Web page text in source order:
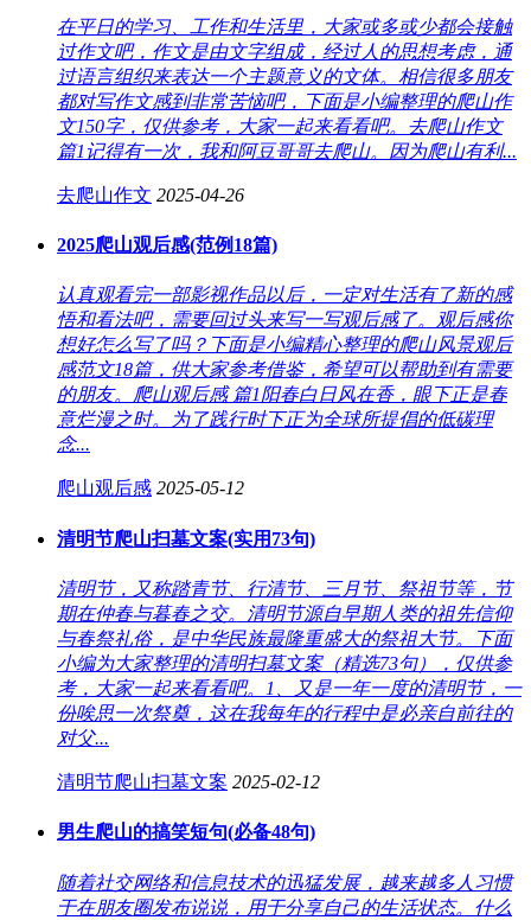
在平日的学习、工作和生活里，大家或多或少都会接触
过作文吧，作文是由文字组成，经过人的思想考虑，通
过语言组织来表达一个主题意义的文体。相信很多朋友
都对写作文感到非常苦恼吧，下面是小编整理的爬山作
文150字，仅供参考，大家一起来看看吧。去爬山作文
篇1记得有一次，我和阿豆哥哥去爬山。因为爬山有利...
去爬山作文 2025-04-26
2025爬山观后感(范例18篇)
认真观看完一部影视作品以后，一定对生活有了新的感
悟和看法吧，需要回过头来写一写观后感了。观后感你
想好怎么写了吗？下面是小编精心整理的爬山风景观后
感范文18篇，供大家参考借鉴，希望可以帮助到有需要
的朋友。爬山观后感 篇1阳春白日风在香，眼下正是春
意烂漫之时。为了践行时下正为全球所提倡的低碳理
念...
爬山观后感 2025-05-12
清明节爬山扫墓文案(实用73句)
清明节，又称踏青节、行清节、三月节、祭祖节等，节
期在仲春与暮春之交。清明节源自早期人类的祖先信仰
与春祭礼俗，是中华民族最隆重盛大的祭祖大节。下面
小编为大家整理的清明扫墓文案（精选73句），仅供参
考，大家一起来看看吧。1、又是一年一度的清明节，一
份唉思一次祭奠，这在我每年的行程中是必亲自前往的
对父...
清明节爬山扫墓文案 2025-02-12
男生爬山的搞笑短句(必备48句)
随着社交网络和信息技术的迅猛发展，越来越多人习惯
于在朋友圈发布说说，用于分享自己的生活状态。什么